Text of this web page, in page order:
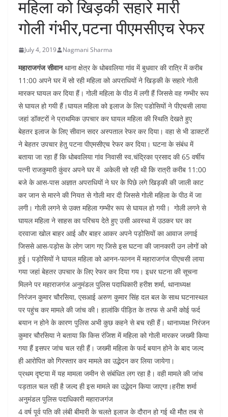
महिला को खिड़की सहारे मारी
गोली गंभीर,पटना पीएमसीएच रेफर
July 4, 2019 Nagmani Sharma
महाराजगंज सीवानथाना क्षेत्र के धोबवलिया गांव में बुधवार की रात्रि में करीब
11:00 अपने घर में सो रही महिला को अपराधियों ने खिड़की के सहारे गोली
मारकर घायल कर दिया हैं। गोली महिला के पीठ में लगी हैं जिससे वह गम्भीर रूप
से घायल हो गयी हैं।घायल महिला को इलाज के लिए पडोसियों ने पीएचसी लाया
जहां डॉक्टरों ने प्राथमिक उपचार कर घायल महिला की स्थिति देखते हुए
बेहतर इलाज के लिए सीवान सदर अस्पताल रेफर कर दिया। वहा से भी डाक्टरों
ने बेहतर उपचार हेतु पटना पीएमसीएच रेफर कर दिया। घटना के संबंध में
बताया जा रहा हैं कि धोबवलिया गांव निवासी स्व.चंद्रिका प्रसाद की 65 वर्षीय
पत्नी राजकुमारी कुंवर अपने घर में अकेली सो रही थी कि रात्री करीब 11:00
बजे के आस-पास अज्ञात अपराधियों ने घर के पिछे लगे खिड़की की जाली काट
कर जान से मारने की नियत से गोली मार दी जिससे गोली महिला के पीठ में जा
लगी। गोली लगने से उक्त महिला गम्भीर रूप से घायल हो गयी। गोली लगने से
घायल महिला ने साहस का परिचय देते हुए उसी अवस्था में उठकर घर का
दरवाजा खोल बाहर आई और बाहर आकर अपने पड़ोसियों का आवाज लगाई
जिससे आस-पड़ोस के लोग जाग गए जिसे इस घटना की जानकारी उन लोगों को
हुई। पड़ोसियों ने घायल महिला को आनन-फानन में महाराजगंज पीएचसी लाया
गया जहां बेहतर उपचार के लिए रेफर कर दिया गय। इधर घटना की सूचना
मिलने पर महाराजगंज अनुमंडल पुलिस पदाधिकारी हरीश शर्मा, थानाध्यक्ष
निरंजन कुमार चौरसिया, एसआई अरुण कुमार सिंह दल बल के साथ घटनास्थल
पर पहुंच कर मामले की जांच की। हालांकि पीड़ित के तरफ से अभी कोई फर्द
बयान न होने के कारण पुलिस अभी कुछ कहने से बच रही हैं। थानाध्यक्ष निरंजन
कुमार चौरसिया ने बताया कि किस रंजिश में महिला को गोली मारकर जख्मी किया
गया हैं इसपर जांच चल रही हैं। जख्मी महिला के फर्द बयान होने के बाद जल्द
ही आरोपित को गिरफ्तार कर मामले का उद्भेदन कर लिया जायेगा।
प्रथम दृष्टया में यह मामला जमीन से संबंधित लग रहा है। वही मामले की जांच
पड़ताल चल रही है जल्द ही इस मामले का उद्भेदन किया जाएगा।हरीश शर्मा
अनुमंडल पुलिस पदाधिकारी महाराजगंज
4 वर्ष पूर्व पति की लंबी बीमारी के चलते इलाज के दौरान हो गई थी मौत तब से